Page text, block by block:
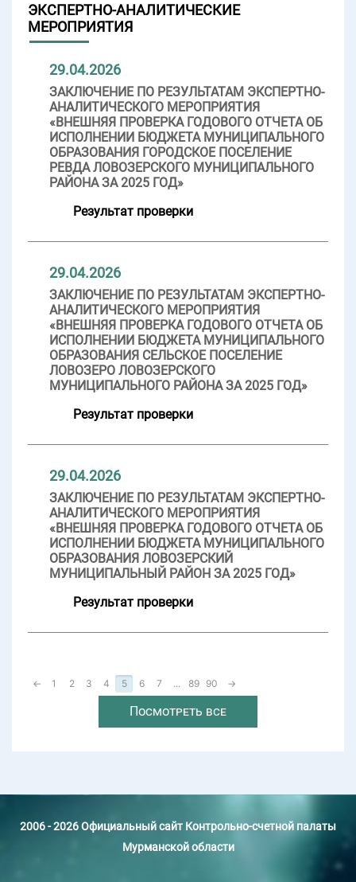
ЭКСПЕРТНО-АНАЛИТИЧЕСКИЕ
МЕРОПРИЯТИЯ
29.04.2026
ЗАКЛЮЧЕНИЕ ПО РЕЗУЛЬТАТАМ ЭКСПЕРТНО-
АНАЛИТИЧЕСКОГО МЕРОПРИЯТИЯ
«ВНЕШНЯЯ ПРОВЕРКА ГОДОВОГО ОТЧЕТА ОБ
ИСПОЛНЕНИИ БЮДЖЕТА МУНИЦИПАЛЬНОГО
ОБРАЗОВАНИЯ ГОРОДСКОЕ ПОСЕЛЕНИЕ
РЕВДА ЛОВОЗЕРСКОГО МУНИЦИПАЛЬНОГО
РАЙОНА ЗА 2025 ГОД»
Результат проверки
29.04.2026
ЗАКЛЮЧЕНИЕ ПО РЕЗУЛЬТАТАМ ЭКСПЕРТНО-
АНАЛИТИЧЕСКОГО МЕРОПРИЯТИЯ
«ВНЕШНЯЯ ПРОВЕРКА ГОДОВОГО ОТЧЕТА ОБ
ИСПОЛНЕНИИ БЮДЖЕТА МУНИЦИПАЛЬНОГО
ОБРАЗОВАНИЯ СЕЛЬСКОЕ ПОСЕЛЕНИЕ
ЛОВОЗЕРО ЛОВОЗЕРСКОГО
МУНИЦИПАЛЬНОГО РАЙОНА ЗА 2025 ГОД»
Результат проверки
29.04.2026
ЗАКЛЮЧЕНИЕ ПО РЕЗУЛЬТАТАМ ЭКСПЕРТНО-
АНАЛИТИЧЕСКОГО МЕРОПРИЯТИЯ
«ВНЕШНЯЯ ПРОВЕРКА ГОДОВОГО ОТЧЕТА ОБ
ИСПОЛНЕНИИ БЮДЖЕТА МУНИЦИПАЛЬНОГО
ОБРАЗОВАНИЯ ЛОВОЗЕРСКИЙ
МУНИЦИПАЛЬНЫЙ РАЙОН ЗА 2025 ГОД»
Результат проверки
← 1 2 3 4 5 6 7 ... 89 90 →
Посмотреть все
2006 - 2026 Официальный сайт Контрольно-счетной палаты
Мурманской области